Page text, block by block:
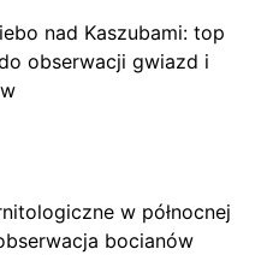
nad Kaszubami: top
obserwacji gwiazd i
w północnej
bocianów